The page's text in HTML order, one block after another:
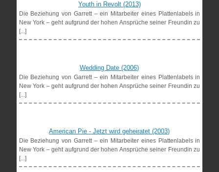
Youth in Revolt (2013)
Die Beziehung von Garrett – ein Mitarbeiter eines Plattenlabels in
New York – geht aufgrund der hohen Ansprüche seiner Freundin zu
[...]
Wedding Date (2006)
Die Beziehung von Garrett – ein Mitarbeiter eines Plattenlabels in
New York – geht aufgrund der hohen Ansprüche seiner Freundin zu
[...]
American Pie - Jetzt wird geheiratet (2003)
Die Beziehung von Garrett – ein Mitarbeiter eines Plattenlabels in
New York – geht aufgrund der hohen Ansprüche seiner Freundin zu
[...]